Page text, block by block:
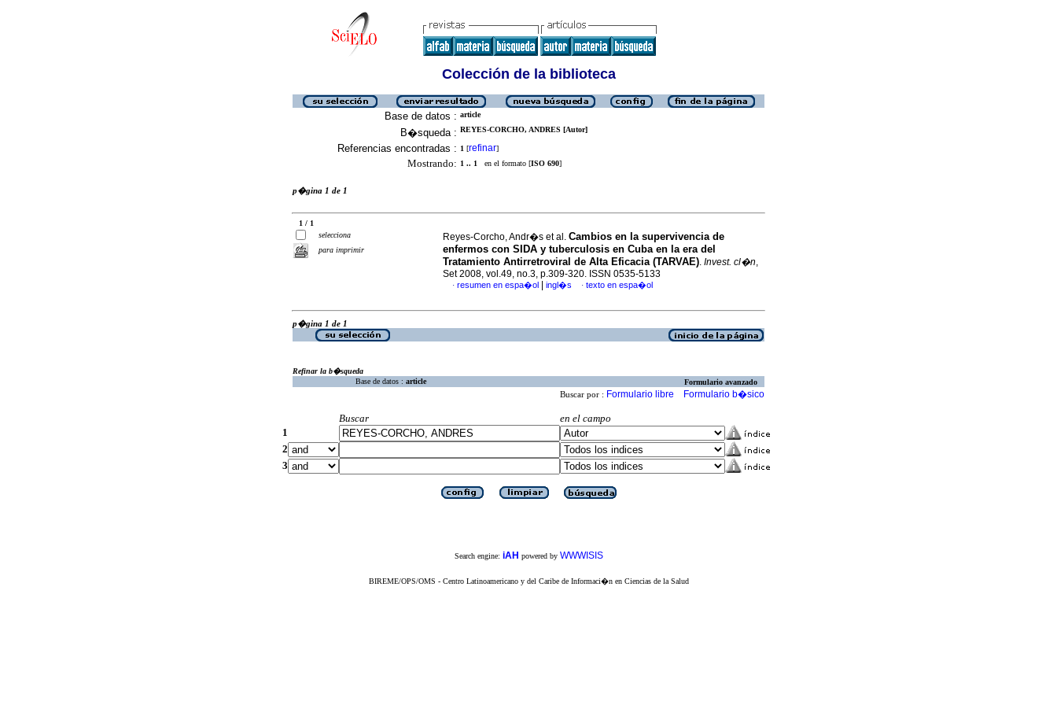
Colección de la biblioteca
Base de datos : article
B�squeda : REYES-CORCHO, ANDRES [Autor]
Referencias encontradas : 1 [refinar]
Mostrando: 1 .. 1 en el formato [ISO 690]
p�gina 1 de 1
1 / 1
selecciona
para imprimir
Reyes-Corcho, Andr�s et al. Cambios en la supervivencia de
enfermos con SIDA y tuberculosis en Cuba en la era del
Tratamiento Antirretroviral de Alta Eficacia (TARVAE). Invest. cl�n,
Set 2008, vol.49, no.3, p.309-320. ISSN 0535-5133
· resumen en espa�ol ingl�s · texto en espa�ol
p�gina 1 de 1
Refinar la b�squeda
Base de datos : article Formulario avanzado
Buscar por : Formulario libre Formulario b�sico
Buscar
en el campo
1
2
3
Search engine: iAH powered by WWWISIS
BIREME/OPS/OMS - Centro Latinoamericano y del Caribe de Informaci�n en Ciencias de la Salud